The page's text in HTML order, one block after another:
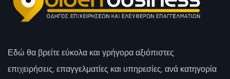
Εδώ θα βρείτε εύκολα και γρήγορα αξιόπιστες
επιχειρήσεις, επαγγελματίες και υπηρεσίες, ανά κατηγορία